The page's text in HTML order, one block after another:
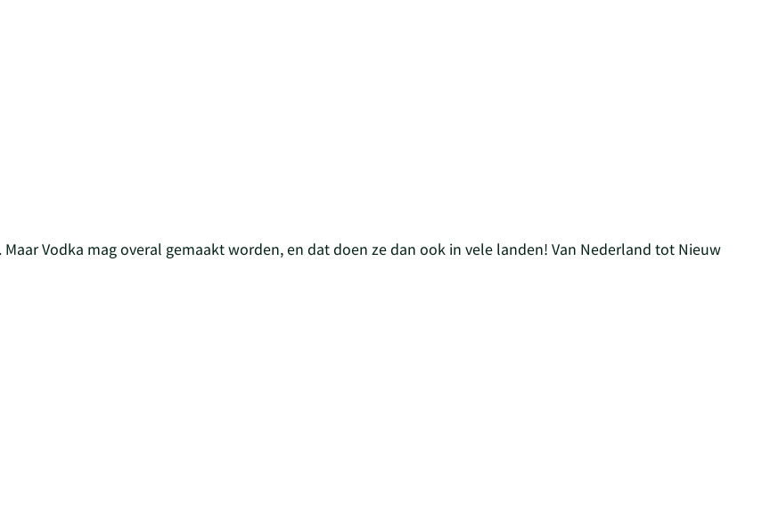
Vodka mag overal gemaakt worden, en dat doen ze dan ook in vele landen! Van Nederland tot Nieuw